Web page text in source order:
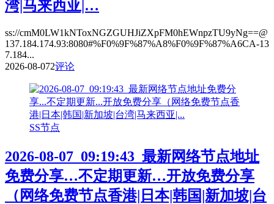
湾|马来西亚|…
ss://cmM0LW1kNToxNGZGUHJiZXpFM0hEWnpzTU9yNg==@
137.184.174.93:8080#%F0%9F%87%A8%F0%9F%87%A6CA-13
7.184...
2026-08-072评论
SS节点
2026-08-07_09:19:43_最新网络节点地址
免费分享…不定期更新…开放免费分享
（网络免费节点香港|日本|韩国|新加坡|台